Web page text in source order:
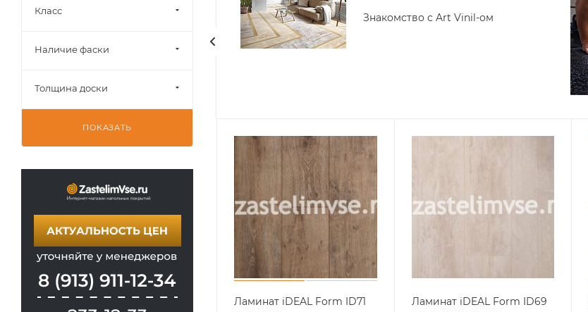
Знакомство с Art Vinil-ом
Ламинат iDEAL Form ID71
Ламинат iDEAL Form ID69
Класс
Наличие фаски
Толщина доски
ПОКАЗАТЬ